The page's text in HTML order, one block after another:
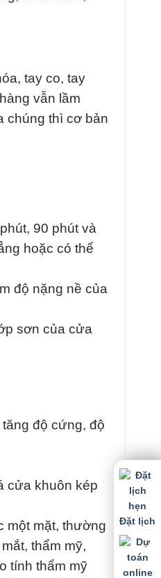
tay co, tay
vẫn lầm
chúng thì cơ bản
90 phút và
hoặc có thể
độ nặng nề của
sơn của cửa
độ cứng, độ
cửa khuôn kép
một mặt, thường
thẩm mỹ,
tính thẩm mỹ
Đặt lịch